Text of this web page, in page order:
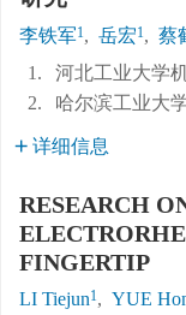
李铁军1, 岳宏1, 蔡
1.
河北工业大学
2.
哈尔滨工业大
详细信息
RESEARCH
FINGERTIP
LI Tiejun1, YUE